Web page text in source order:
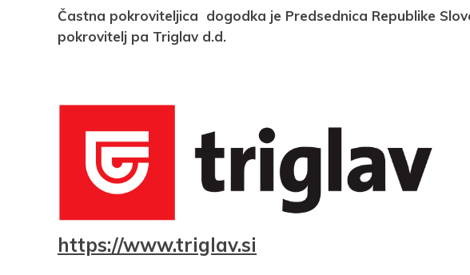
Častna pokroviteljica dogodka je Predsednica Republike
pokrovitelj pa Triglav d.d.
https://www.triglav.si